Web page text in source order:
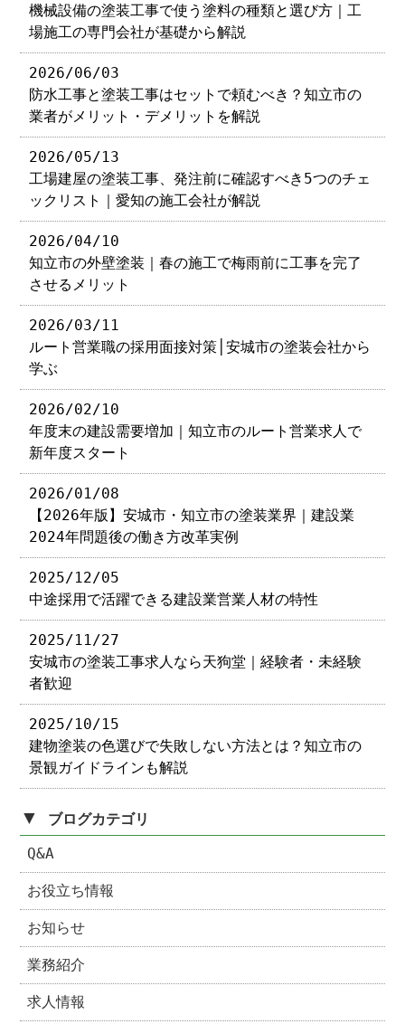
機械設備の塗装工事で使う塗料の種類と選び方｜工
場施工の専門会社が基礎から解説
2026/06/03
防水工事と塗装工事はセットで頼むべき？知立市の
業者がメリット・デメリットを解説
2026/05/13
工場建屋の塗装工事、発注前に確認すべき5つのチェ
ックリスト｜愛知の施工会社が解説
2026/04/10
知立市の外壁塗装｜春の施工で梅雨前に工事を完了
させるメリット
2026/03/11
ルート営業職の採用面接対策│安城市の塗装会社から
学ぶ
2026/02/10
年度末の建設需要増加｜知立市のルート営業求人で
新年度スタート
2026/01/08
【2026年版】安城市・知立市の塗装業界｜建設業
2024年問題後の働き方改革実例
2025/12/05
中途採用で活躍できる建設業営業人材の特性
2025/11/27
安城市の塗装工事求人なら天狗堂｜経験者・未経験
者歓迎
2025/10/15
建物塗装の色選びで失敗しない方法とは？知立市の
景観ガイドラインも解説
▼ ブログカテゴリ
Q&A
お役立ち情報
お知らせ
業務紹介
求人情報